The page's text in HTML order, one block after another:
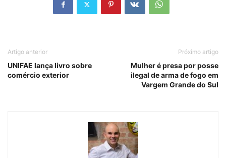
Artigo anterior
UNIFAE lança livro sobre
comércio exterior
Próximo artigo
Mulher é presa por posse
ilegal de arma de fogo em
Vargem Grande do Sul